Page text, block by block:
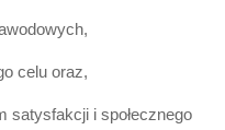
celu oraz,
satysfakcji i społecznego